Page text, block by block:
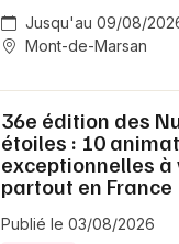
Jusqu'au 09/08/
Mont-de-Marsan
36e édition des
étoiles : 10
exceptionnelles à
partout en France
Publié le 03/08/2026